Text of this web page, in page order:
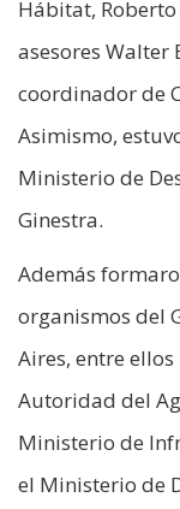
Hábitat,
asesores Walter
coordinador de
Asimismo,
Ministerio de
Ginestra.
Además
organismos del
Aires, entre
Autoridad del
Ministerio de
el Ministerio de